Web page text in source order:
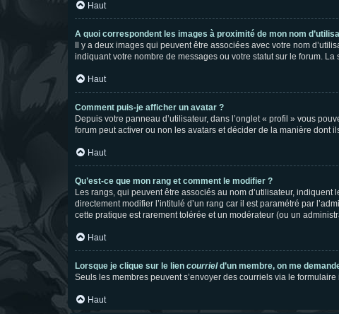
Haut
A quoi correspondent les images à proximité de mon nom
Il y a deux images qui peuvent être associées avec votre nom
indiquant votre nombre de messages ou votre statut sur le forum.
Haut
Comment puis-je afficher un avatar ?
Depuis votre panneau d’utilisateur, dans l’onglet « profil » vous
forum peut activer ou non les avatars et décider de la manière dont
Haut
Qu’est-ce que mon rang et comment le modifier ?
Les rangs, qui peuvent être associés au nom d’utilisateur,
directement modifier l’intitulé d’un rang car il est paramétré par
cette pratique est rarement tolérée et un modérateur (ou un
Haut
Lorsque je clique sur le lien courrield’un membre, on me
Seuls les membres peuvent s’envoyer des courriels via le
Haut